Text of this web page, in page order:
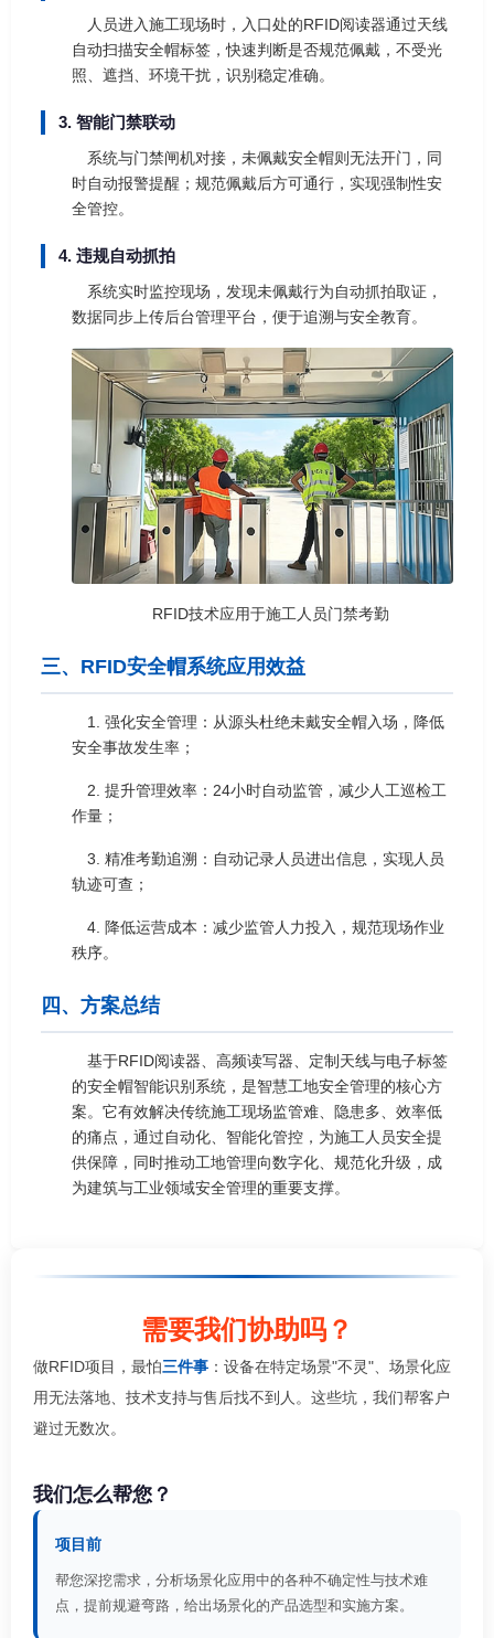
人员进入施工现场时，入口处的RFID阅读器通过天线
自动扫描安全帽标签，快速判断是否规范佩戴，不受光
照、遮挡、环境干扰，识别稳定准确。
3. 智能门禁联动
系统与门禁闸机对接，未佩戴安全帽则无法开门，同
时自动报警提醒；规范佩戴后方可通行，实现强制性安
全管控。
4. 违规自动抓拍
系统实时监控现场，发现未佩戴行为自动抓拍取证，
数据同步上传后台管理平台，便于追溯与安全教育。
RFID技术应用于施工人员门禁考勤
三、RFID安全帽系统应用效益
1. 强化安全管理：从源头杜绝未戴安全帽入场，降低
安全事故发生率；
2. 提升管理效率：24小时自动监管，减少人工巡检工
作量；
3. 精准考勤追溯：自动记录人员进出信息，实现人员
轨迹可查；
4. 降低运营成本：减少监管人力投入，规范现场作业
秩序。
四、方案总结
基于RFID阅读器、高频读写器、定制天线与电子标签
的安全帽智能识别系统，是智慧工地安全管理的核心方
案。它有效解决传统施工现场监管难、隐患多、效率低
的痛点，通过自动化、智能化管控，为施工人员安全提
供保障，同时推动工地管理向数字化、规范化升级，成
为建筑与工业领域安全管理的重要支撑。
需要我们协助吗？
做RFID项目，最怕三件事 ：设备在特定场景"不灵"、场景化应
用无法落地、技术支持与售后找不到人。这些坑，我们帮客户
避过无数次。
我们怎么帮您？
项目前
帮您深挖需求，分析场景化应用中的各种不确定性与技术难
点，提前规避弯路，给出场景化的产品选型和实施方案。